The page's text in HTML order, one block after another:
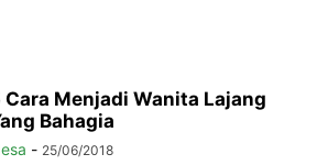
Cara Menjadi Wanita Lajang
Bahagia
- 25/06/2018